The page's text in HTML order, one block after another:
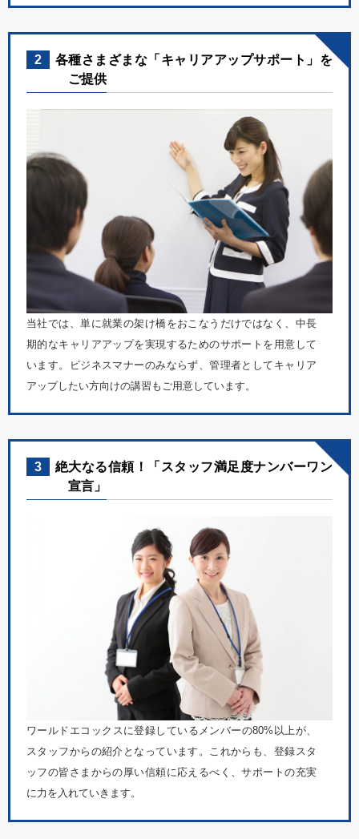
2
各種さまざまな「キャリアアップサポート」を
ご提供
当社では、単に就業の架け橋をおこなうだけではなく、中長
期的なキャリアアップを実現するためのサポートを用意して
います。ビジネスマナーのみならず、管理者としてキャリア
アップしたい方向けの講習もご用意しています。
3
絶大なる信頼！「スタッフ満足度ナンバーワン
宣言」
ワールドエコックスに登録しているメンバーの80%以上が、
スタッフからの紹介となっています。これからも、登録スタ
ッフの皆さまからの厚い信頼に応えるべく、サポートの充実
に力を入れていきます。